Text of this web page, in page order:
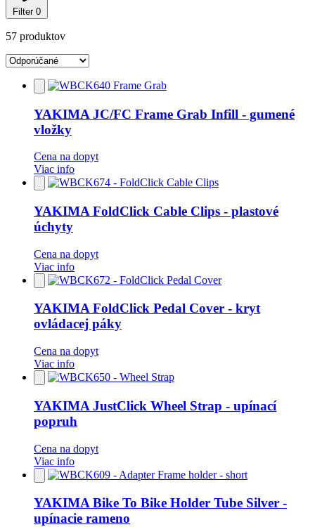
Filter 0
57 produktov
Pridať
do
YAKIMA JC/FC Frame Grab Infill - gumené
vložky
Cena na dopyt
Viac info
Pridať
do
YAKIMA FoldClick Cable Clips - plastové
úchyty
Cena na dopyt
Viac info
Pridať
do
YAKIMA FoldClick Pedal Cover - kryt
ovládacej páky
Cena na dopyt
Viac info
Pridať
do
YAKIMA JustClick Wheel Strap - upínací
popruh
Cena na dopyt
Viac info
Pridať
do
YAKIMA Bike To Bike Holder Tube Silver -
upínacie rameno